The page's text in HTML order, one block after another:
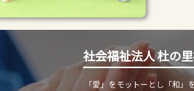
社会福祉法人 杜の
「愛」をモットーとし「和」